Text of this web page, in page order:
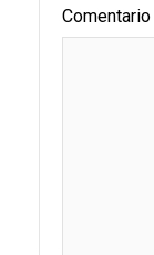
Comentario